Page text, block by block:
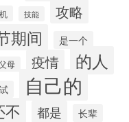
技能 攻略
期间 是一个
母 疫情 的人
自己的
不 都是 长辈